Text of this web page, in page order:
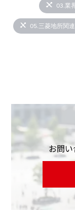
03.業
05.三菱地所関連
お問